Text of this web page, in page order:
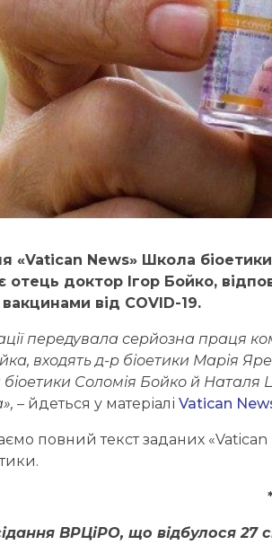
«Vatican News» Школа
отець доктор Ігор Бойко,
вакцинами від COVID-19.
передувала серйозна праця
входять д-р біоетики Марія
Соломія Бойко й Наталя
– йдеться у матеріалі Vatican
повний текст заданих «Vatican
ВРЦіРО, що відбулося 27